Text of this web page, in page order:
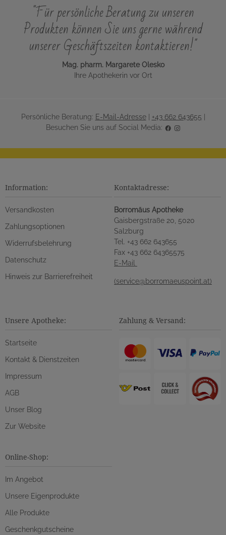
"Für persönliche Beratung zu unseren
Produkten können Sie uns gerne während
unserer Geschäftszeiten kontaktieren!"
Mag. pharm. Margarete Olesko
Ihre Apothekerin vor Ort
Persönliche Beratung: E-Mail-Adresse| +43 662 643655
Besuchen Sie uns auf Social Media:
Information:
Versandkosten
Zahlungsoptionen
Widerrufsbelehrung
Datenschutz
Hinweis zur Barrierefreiheit
Kontaktadresse:
Borromäus Apotheke
Gaisbergstraße 20, 5020
Salzburg
Tel. +43 662 643655
Fax +43 662 64365575
E-Mail
(service@borromaeuspoint.at)
Unsere Apotheke:
Zur Website
Zahlung & Versand:
Online-Shop: